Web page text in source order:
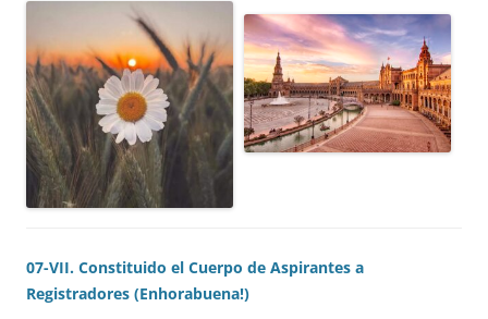
07-VII. Constituido el Cuerpo de Aspirantes a
Registradores (Enhorabuena!)